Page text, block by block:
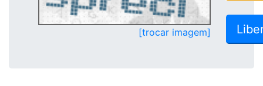
[trocar imagem]